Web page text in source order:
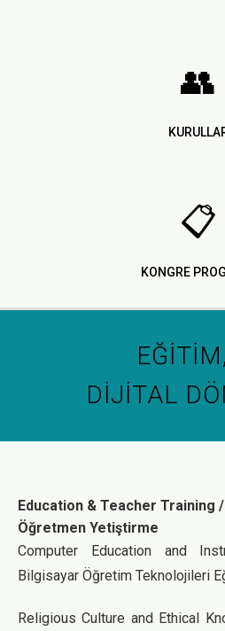
👥
📋
KONGRE
DİJİTAL
Education & Teacher Training
Öğretmen Yetiştirme
Computer Education and
Bilgisayar Öğretim Teknolojileri
Religious Culture and Ethical